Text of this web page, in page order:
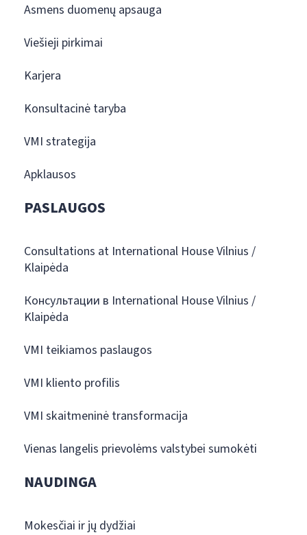
Asmens duomenų apsauga
Viešieji pirkimai
Karjera
Konsultacinė taryba
VMI strategija
Apklausos
PASLAUGOS
Consultations at International House Vilnius /
Klaipėda
Консультации в International House Vilnius /
Klaipėda
VMI teikiamos paslaugos
VMI kliento profilis
VMI skaitmeninė transformacija
Vienas langelis prievolėms valstybei sumokėti
NAUDINGA
Mokesčiai ir jų dydžiai